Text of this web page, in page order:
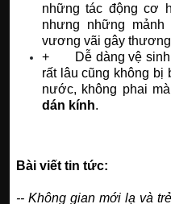
những tác động cơ
nhưng những
vương vãi gây
+ Dễ dàng vệ sinh
rất lâu cũng không bị
nước, không phai
dán kính.
Bài viết tin tức:
-- Không gian mới lạ và